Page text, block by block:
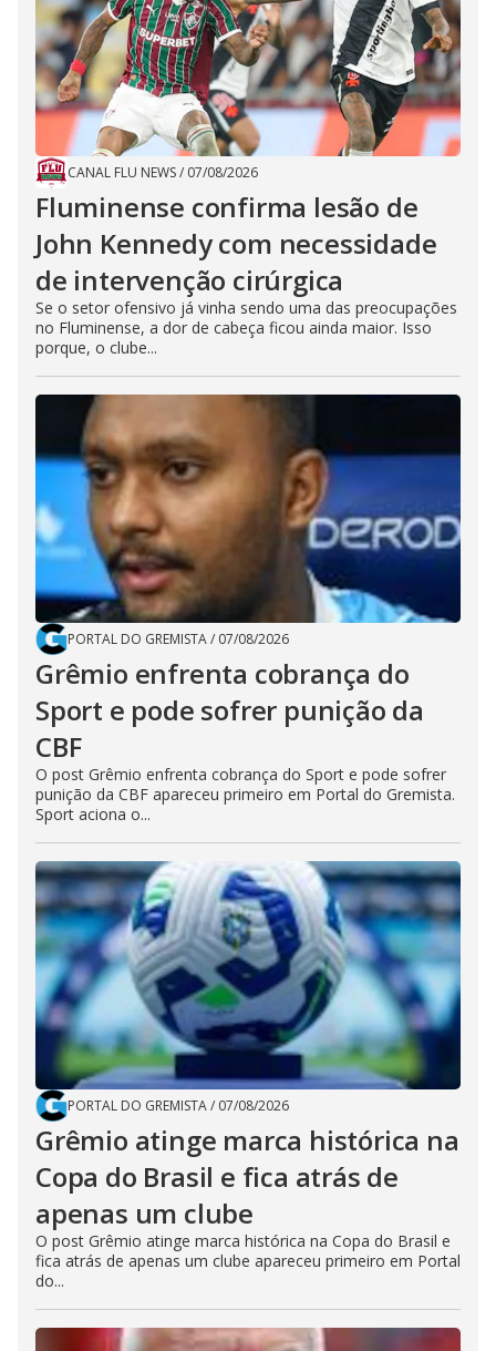
CANAL FLU NEWS/ 07/08/2026
Fluminense confirma lesão de
John Kennedy com necessidade
de intervenção cirúrgica
Se o setor ofensivo já vinha sendo uma das preocupações
no Fluminense, a dor de cabeça ficou ainda maior. Isso
porque, o clube...
PORTAL DO GREMISTA/ 07/08/2026
Grêmio enfrenta cobrança do
Sport e pode sofrer punição da
CBF
O post Grêmio enfrenta cobrança do Sport e pode sofrer
punição da CBF apareceu primeiro em Portal do Gremista.
Sport aciona o...
PORTAL DO GREMISTA/ 07/08/2026
Grêmio atinge marca histórica na
Copa do Brasil e fica atrás de
apenas um clube
O post Grêmio atinge marca histórica na Copa do Brasil e
fica atrás de apenas um clube apareceu primeiro em Portal
do...